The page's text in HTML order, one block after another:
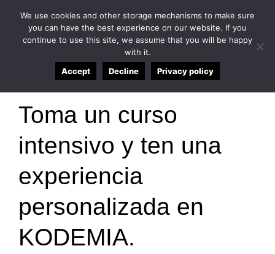
English Español Login here
Toma un curso
intensivo y ten una
experiencia
personalizada en
KODEMIA.
We use cookies and other storage mechanisms to make sure
you can have the best experience on our website. If you
continue to use this site, we assume that you will be happy
with it.
Accept
Decline Privacy policy